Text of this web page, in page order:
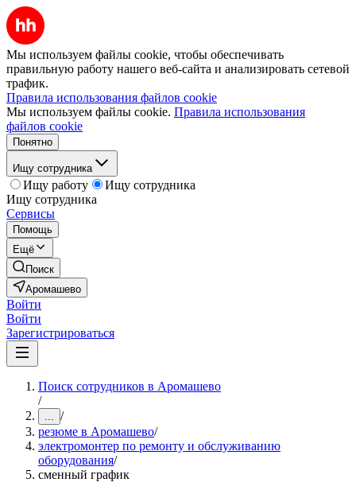
Мы используем файлы cookie, чтобы обеспечивать
правильную работу нашего веб-сайта и анализировать сетевой
трафик.
Правила использования файлов cookie
Мы используем файлы cookie. Правила использования
файлов cookie
Понятно
Ищу сотрудника
Ищу работу
Ищу сотрудника
Ищу сотрудника
Сервисы
Помощь
Ещё
Поиск
Аромашево
Войти
Войти
Зарегистрироваться
Поиск сотрудников в Аромашево
/
... /
резюме в Аромашево/
электромонтер по ремонту и обслуживанию
оборудования/
сменный график